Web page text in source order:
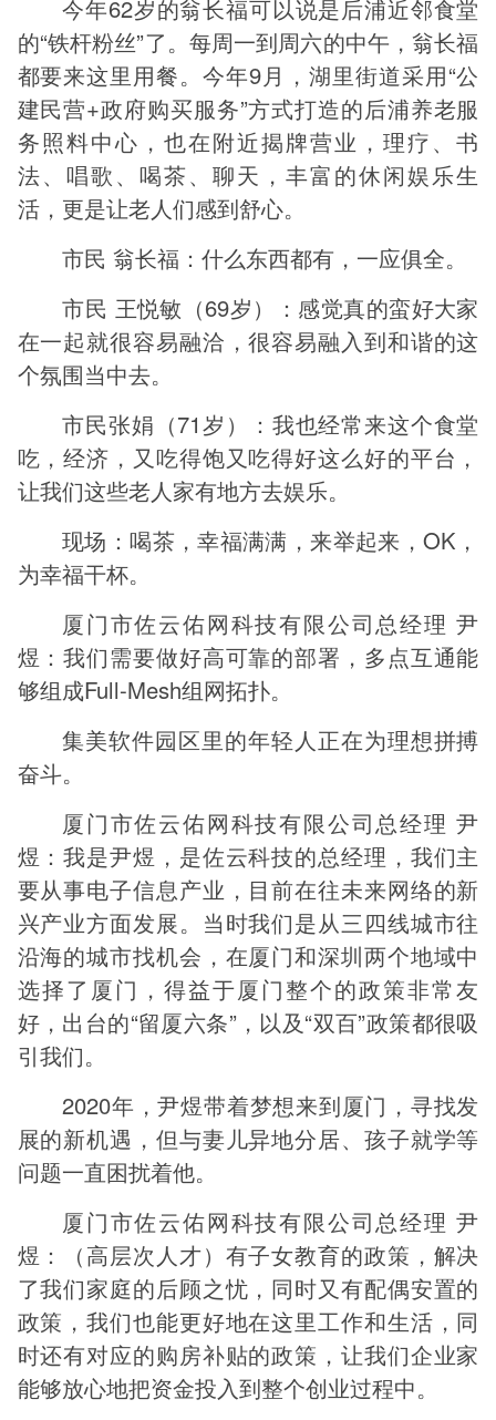
今年62岁的翁长福可以说是后浦近邻食堂
的“铁杆粉丝”了。每周一到周六的中午，翁长福
都要来这里用餐。今年9月，湖里街道采用“公
建民营+政府购买服务”方式打造的后浦养老服
务照料中心，也在附近揭牌营业，理疗、书
法、唱歌、喝茶、聊天，丰富的休闲娱乐生
活，更是让老人们感到舒心。
市民 翁长福：什么东西都有，一应俱全。
市民 王悦敏（69岁）：感觉真的蛮好大家
在一起就很容易融洽，很容易融入到和谐的这
个氛围当中去。
市民张娟（71岁）：我也经常来这个食堂
吃，经济，又吃得饱又吃得好这么好的平台，
让我们这些老人家有地方去娱乐。
现场：喝茶，幸福满满，来举起来，OK，
为幸福干杯。
厦门市佐云佑网科技有限公司总经理 尹
煜：我们需要做好高可靠的部署，多点互通能
够组成Full-Mesh组网拓扑。
集美软件园区里的年轻人正在为理想拼搏
奋斗。
厦门市佐云佑网科技有限公司总经理 尹
煜：我是尹煜，是佐云科技的总经理，我们主
要从事电子信息产业，目前在往未来网络的新
兴产业方面发展。当时我们是从三四线城市往
沿海的城市找机会，在厦门和深圳两个地域中
选择了厦门，得益于厦门整个的政策非常友
好，出台的“留厦六条”，以及“双百”政策都很吸
引我们。
2020年，尹煜带着梦想来到厦门，寻找发
展的新机遇，但与妻儿异地分居、孩子就学等
问题一直困扰着他。
厦门市佐云佑网科技有限公司总经理 尹
煜：（高层次人才）有子女教育的政策，解决
了我们家庭的后顾之忧，同时又有配偶安置的
政策，我们也能更好地在这里工作和生活，同
时还有对应的购房补贴的政策，让我们企业家
能够放心地把资金投入到整个创业过程中。